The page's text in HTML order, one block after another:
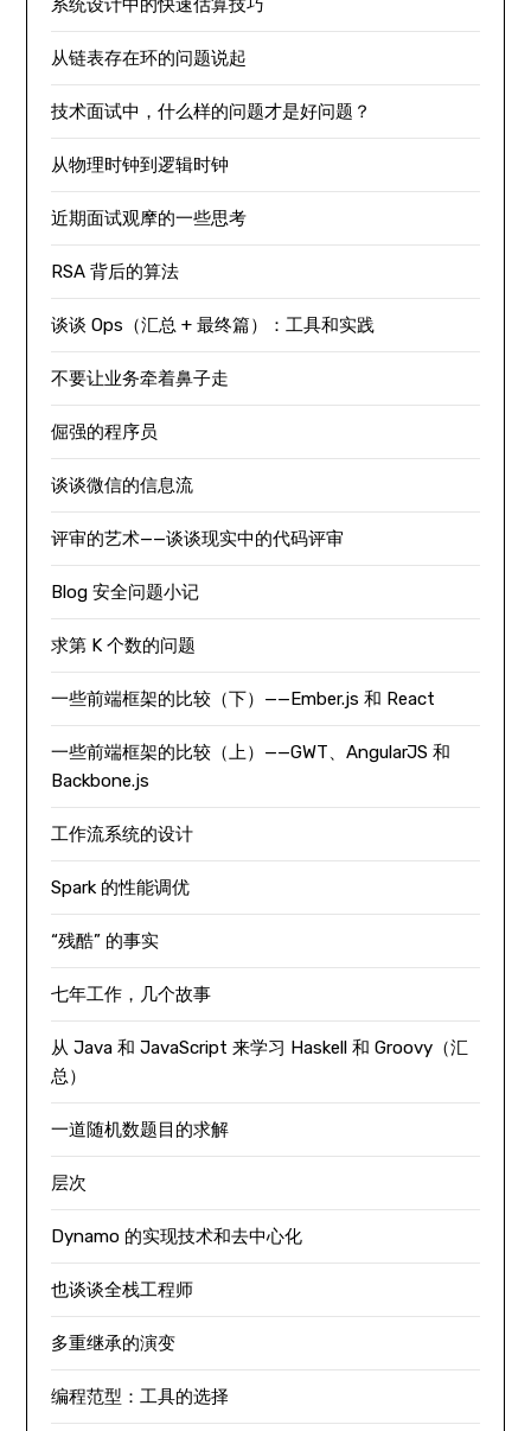
系统设计中的快速估算技巧
从链表存在环的问题说起
技术面试中，什么样的问题才是好问题？
从物理时钟到逻辑时钟
近期面试观摩的一些思考
RSA 背后的算法
谈谈 Ops（汇总 + 最终篇）：工具和实践
不要让业务牵着鼻子走
倔强的程序员
谈谈微信的信息流
评审的艺术——谈谈现实中的代码评审
Blog 安全问题小记
求第 K 个数的问题
一些前端框架的比较（下）——Ember.js 和 React
一些前端框架的比较（上）——GWT、AngularJS 和
Backbone.js
工作流系统的设计
Spark 的性能调优
“残酷” 的事实
七年工作，几个故事
从 Java 和 JavaScript 来学习 Haskell 和 Groovy（汇
总）
一道随机数题目的求解
层次
Dynamo 的实现技术和去中心化
也谈谈全栈工程师
多重继承的演变
编程范型：工具的选择